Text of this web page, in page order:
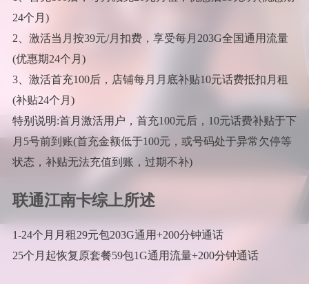
24个月)
2、激活当月按39元/月扣费，享受每月203G全国通用流量
(优惠期24个月)
3、激活首充100后，店铺每月月底补贴10元话费抵扣月租
(补贴24个月)
特别说明:首月激活用户，首充100元后，10元话费补贴于下
月5号前到账(首充金额低于100元，或号码处于异常欠停等
状态，补贴无法充值到账，过期不补)
联通江南卡综上所述
1-24个月月租29元包203G通用+200分钟通话
25个月起恢复原套餐59包1G通用流量+200分钟通话